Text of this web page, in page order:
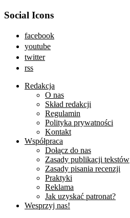
Social Icons
facebook
youtube
twitter
rss
Redakcja
O nas
Skład redakcji
Regulamin
Polityka prywatności
Kontakt
Współpraca
Dołącz do nas
Zasady publikacji tekstów
Zasady pisania recenzji
Praktyki
Reklama
Jak uzyskać patronat?
Wesprzyj nas!